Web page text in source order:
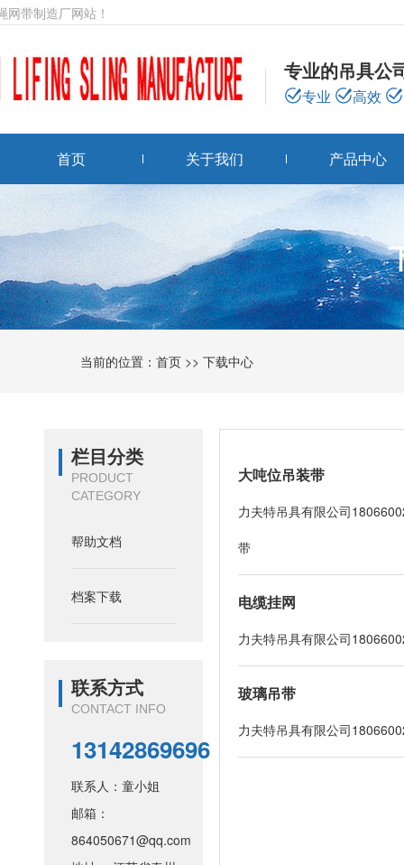
带制造厂网站！
专业的吊具公
专业 高效
首页 关于我们 产品中心
当前的位置： 首页 >> 下载中心
栏目分类
PRODUCT
CATEGORY
帮助文档
档案下载
联系方式
CONTACT INFO
13142869696
联系人：童小姐
邮箱：
864050671@qq.com
大吨位吊装带
力夫特吊具有限公司
带
电缆挂网
力夫特吊具有限公司
玻璃吊带
力夫特吊具有限公司